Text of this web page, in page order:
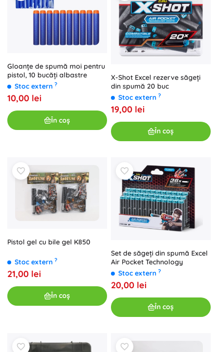
Gloanțe de spumă moi pentru
pistol, 10 bucăți albastre
Stoc extern ?
10,00 lei
În coș
X-Shot Excel rezerve săgeți
din spumă 20 buc
Stoc extern ?
19,00 lei
În coș
Pistol gel cu bile gel K850
Stoc extern ?
21,00 lei
În coș
Set de săgeți din spumă Excel
Air Pocket Technology
Stoc extern ?
20,00 lei
În coș